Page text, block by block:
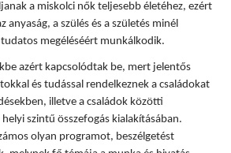
a miskolci nők teljesebb életéhez, ezért
anyaság, a szülés és a születés minél
megéléséért munkálkodik.
azért kapcsolódtak be, mert jelentős
és tudással rendelkeznek a családokat
illetve a családok közötti
helyi szintű összefogás kialakításában.
olyan programot, beszélgetést